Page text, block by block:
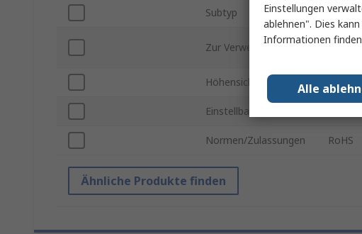
Subtyp
Zur Verwendung mit
BNC-
Höhensicher Ja
Einstellbare Ratsche
Normen/Zulassungen RoHS
Ähnliche Produkte finden
Einstellungen
ablehnen". Dies
Informationen
Alle